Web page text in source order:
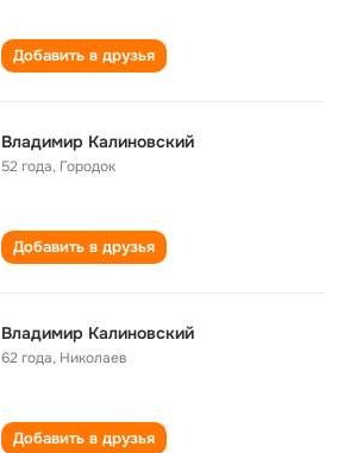
Добавить в друзья
Владимир Калиновский
52 года, Городок
Добавить в друзья
Владимир Калиновский
62 года, Николаев
Добавить в друзья